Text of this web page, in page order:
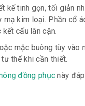
kế tinh gọn, tối giản
kim loại. Phần cổ
cấu lân cận.
mặc buông tùy
thế khi cần thiết.
đồng phục này